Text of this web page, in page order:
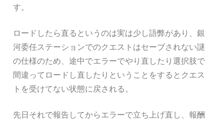
す。
ロードしたら直るというのは実は少し語弊があり、銀
河委任ステーションでのクエストはセーブされない謎
の仕様のため、途中でエラーでやり直したり選択肢で
間違ってロードし直したりということをするとクエス
トを受けてない状態に戻される。
先日それで報告してからエラーで立ち上げ直し、報酬